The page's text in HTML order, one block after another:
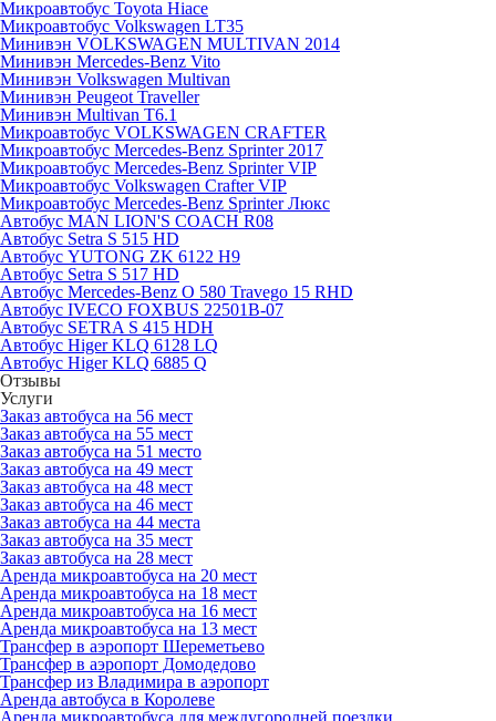
Микроавтобус Toyota Hiace
Микроавтобус Volkswagen LT35
Минивэн VOLKSWAGEN MULTIVAN 2014
Минивэн Mercedes-Benz Vito
Минивэн Volkswagen Multivan
Минивэн Peugeot Traveller
Минивэн Multivan Т6.1
Микроавтобус VOLKSWAGEN CRAFTER
Микроавтобус Mercedes-Benz Sprinter 2017
Микроавтобус Mercedes-Benz Sprinter VIP
Микроавтобус Volkswagen Crafter VIP
Микроавтобус Mercedes-Benz Sprinter Люкс
Автобус MAN LION'S COACH R08
Автобус Setra S 515 HD
Автобус YUTONG ZK 6122 H9
Автобус Setra S 517 HD
Автобус Mercedes-Benz O 580 Travego 15 RHD
Автобус IVECO FOXBUS 22501В-07
Автобус SETRA S 415 HDH
Автобус Higer KLQ 6128 LQ
Автобус Higer KLQ 6885 Q
Отзывы
Услуги
Заказ автобуса на 56 мест
Заказ автобуса на 55 мест
Заказ автобуса на 51 место
Заказ автобуса на 49 мест
Заказ автобуса на 48 мест
Заказ автобуса на 46 мест
Заказ автобуса на 44 места
Заказ автобуса на 35 мест
Заказ автобуса на 28 мест
Аренда микроавтобуса на 20 мест
Аренда микроавтобуса на 18 мест
Аренда микроавтобуса на 16 мест
Аренда микроавтобуса на 13 мест
Трансфер в аэропорт Шереметьево
Трансфер в аэропорт Домодедово
Трансфер из Владимира в аэропорт
Аренда автобуса в Королеве
Аренда микроавтобуса для междугородней поездки